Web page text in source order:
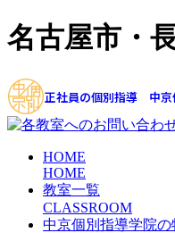
名古屋市・
正社員の個別指導 中京
HOME
HOME
教室一覧
CLASSROOM
中京個別指導学院の